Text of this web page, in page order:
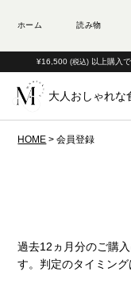
¥16,500 (税込) 以上購入
大人おしゃれな
HOME 会員登録
過去12ヵ月分のご購
す。 判定のタイミング